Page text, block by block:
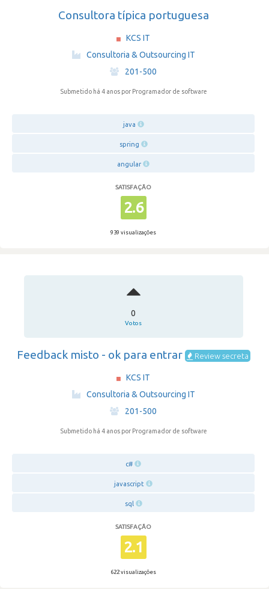
Consultora típica portuguesa
KCS IT
·
Consultoria & Outsourcing IT
·
201-500
Submetido há 4 anos por Programador de software
java
spring
angular
SATISFAÇÃO
2.6
939 visualizações
0
Votos
Feedback misto - ok para entrar Review secreta
KCS IT
·
Consultoria & Outsourcing IT
·
201-500
Submetido há 4 anos por Programador de software
c#
javascript
sql
SATISFAÇÃO
2.1
622 visualizações